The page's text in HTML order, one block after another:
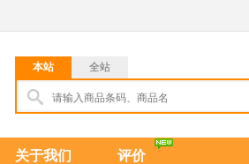
本站
全站
关于我们 评价